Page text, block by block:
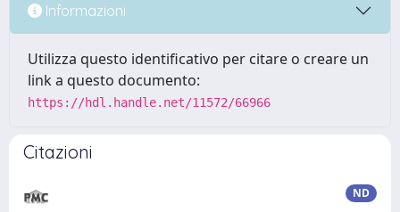
Informazioni
Utilizza questo identificativo per citare o creare un
link a questo documento:
https://hdl.handle.net/11572/66966
Citazioni
ND